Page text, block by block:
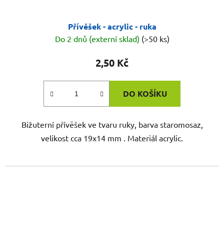
Přívěšek - acrylic - ruka
Do 2 dnů (externí sklad) (>50 ks)
2,50 Kč
DO KOŠÍKU
Bižuterní přívěšek ve tvaru ruky, barva staromosaz,
velikost cca 19x14 mm . Materiál acrylic.